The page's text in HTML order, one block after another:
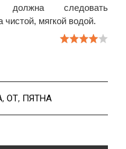
должна следовать
мягкой водой.
, ОТ, ПЯТНА